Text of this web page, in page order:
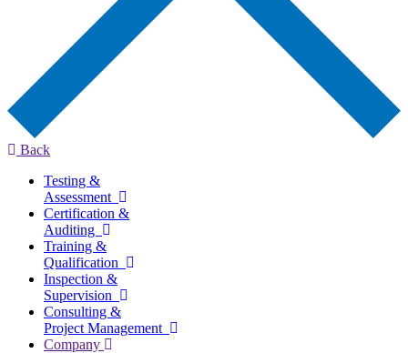
Back
Testing &
Assessment
Certification &
Auditing
Training &
Qualification
Inspection &
Supervision
Consulting &
Project Management
Company